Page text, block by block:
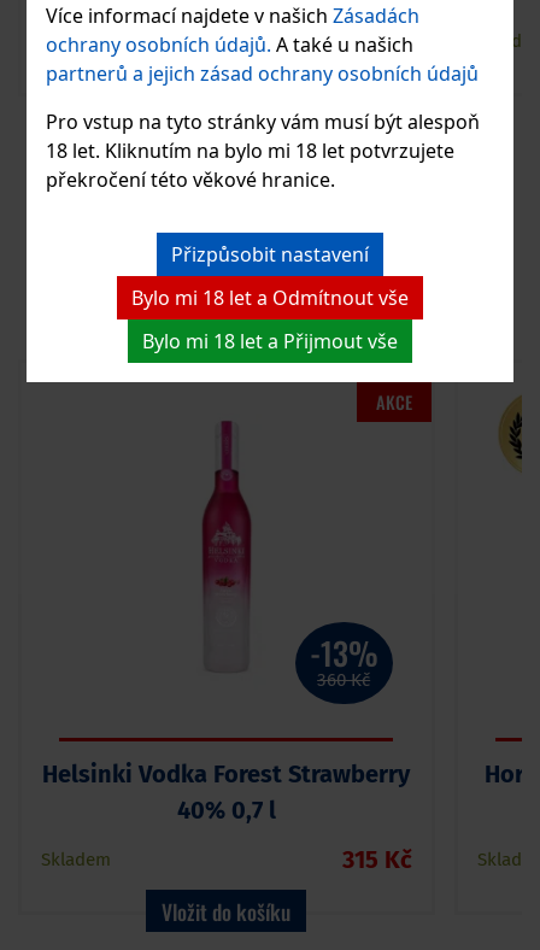
Více informací najdete v našichZásadách
ochrany osobních údajů. A také u našich
partnerů a jejich zásad ochrany osobních údajů
Pro vstup na tyto stránky vám musí být alespoň
18 let. Kliknutím na bylo mi 18 let potvrzujete
překročení této věkové hranice.
Přizpůsobit nastavení
Bylo mi 18 let a Odmítnout vše
Bylo mi 18 let a Přijmout vše
Skladem 765 Kč
Vložit do košíku
AKCE V E-SHOPU
-13%
360 Kč
Helsinki Vodka Forest Strawberry
40% 0,7 l
Skladem 315 Kč
Vložit do košíku
AKCE